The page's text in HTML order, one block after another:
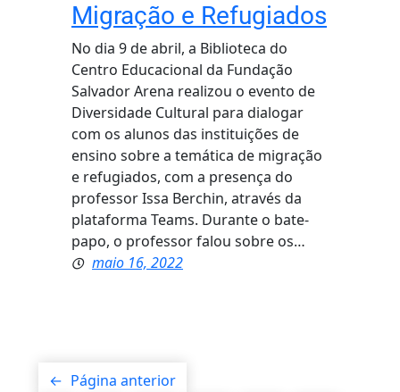
Migração e Refugiados
No dia 9 de abril, a Biblioteca do
Centro Educacional da Fundação
Salvador Arena realizou o evento de
Diversidade Cultural para dialogar
com os alunos das instituições de
ensino sobre a temática de migração
e refugiados, com a presença do
professor Issa Berchin, através da
plataforma Teams. Durante o bate-
papo, o professor falou sobre os…
maio 16, 2022
← Página anterior